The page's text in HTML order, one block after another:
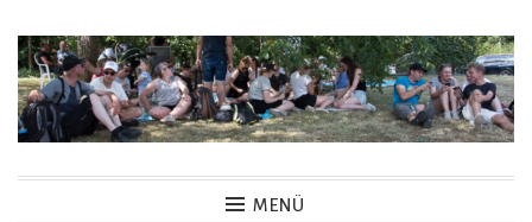
Zum
Inhalt
springen
MENÜ